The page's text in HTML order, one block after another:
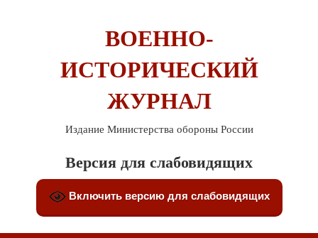
ВОЕННО-
ИСТОРИЧЕСКИЙ
ЖУРНАЛ
Издание Министерства обороны России
Версия для слабовидящих
Включить версию для слабовидящих